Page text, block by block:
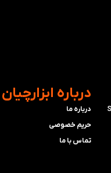
​درباره ابزارچیان
درباره ما
حریم خصوصی
تماس با ما